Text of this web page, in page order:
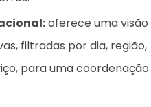
oferece uma visão
filtradas por dia, região,
para uma coordenação